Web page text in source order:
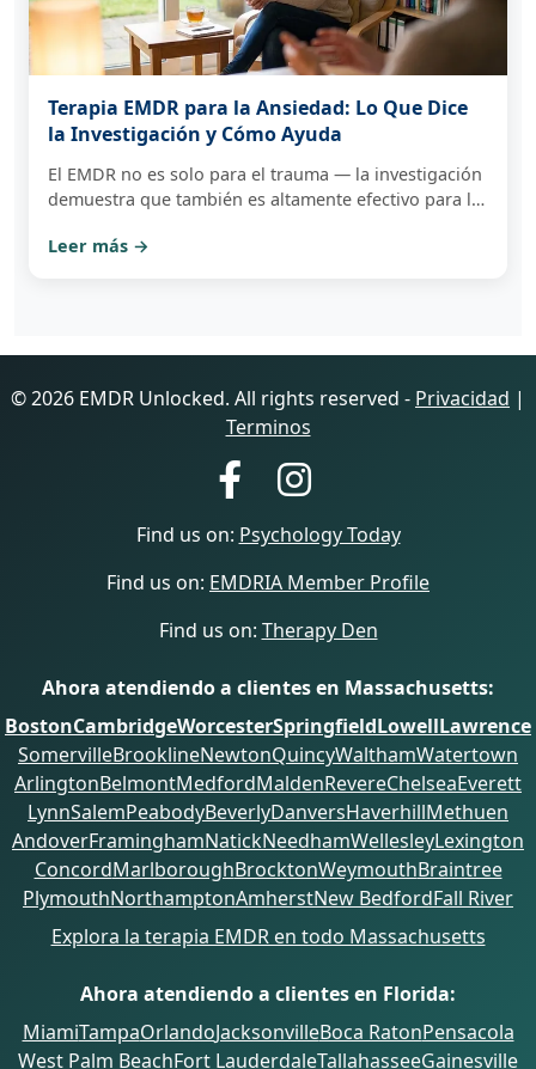
Terapia EMDR para la Ansiedad: Lo Que Dice
la Investigación y Cómo Ayuda
El EMDR no es solo para el trauma — la investigación
demuestra que también es altamente efectivo para la
en Massachusetts.
Leer más →
© 2026 EMDR Unlocked. All rights reserved - Privacidad |
Terminos
Find us on: Psychology Today
Find us on: EMDRIA Member Profile
Find us on: Therapy Den
Ahora atendiendo a clientes en Massachusetts:
BostonCambridgeWorcesterSpringfieldLowellLawrence
SomervilleBrooklineNewtonQuincyWalthamWatertown
ArlingtonBelmontMedfordMaldenRevereChelseaEverett
LynnSalemPeabodyBeverlyDanversHaverhillMethuen
AndoverFraminghamNatickNeedhamWellesleyLexington
ConcordMarlboroughBrocktonWeymouthBraintree
PlymouthNorthamptonAmherstNew BedfordFall River
Explora la terapia EMDR en todo Massachusetts
Ahora atendiendo a clientes en Florida:
MiamiTampaOrlandoJacksonvilleBoca RatonPensacola
West Palm BeachFort LauderdaleTallahasseeGainesville